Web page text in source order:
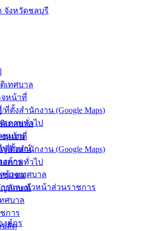
เทศบาล
หน้าที่
ที่ตั้งสำนักงาน (Google Maps)
ภาพทั่วไป
ชุมชน
ญลักษณ์
งค์กร
ร้างเทศบาล
รและหัวหน้าส่วนราชการ
ศบาล
การ
ลัด
เทศบาล
หน้าที่
ที่ตั้งสำนักงาน (Google Maps)
ภาพทั่วไป
ชุมชน
ญลักษณ์
งค์กร
ราคา จ้างซ่อมแซมรถยนต์ส่วนกลาง
ชลบุรี เลขครุภัณฑ์ 002-57-0022 โดย
รเสนอราคา จ้างซ่อมแซม
หมายเลขทะเบียน 85
ครุภัณฑ์ 002-57-0022 โดย
ษายน 13, 2023 vichakarn
ะเบียน 85 8455 ชลบุรี